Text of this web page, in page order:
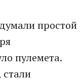
простой
пулемета.